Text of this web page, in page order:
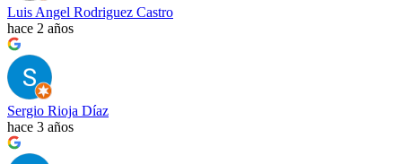
Luis Angel Rodriguez Castro
hace 2 años
Sergio Rioja Díaz
hace 3 años